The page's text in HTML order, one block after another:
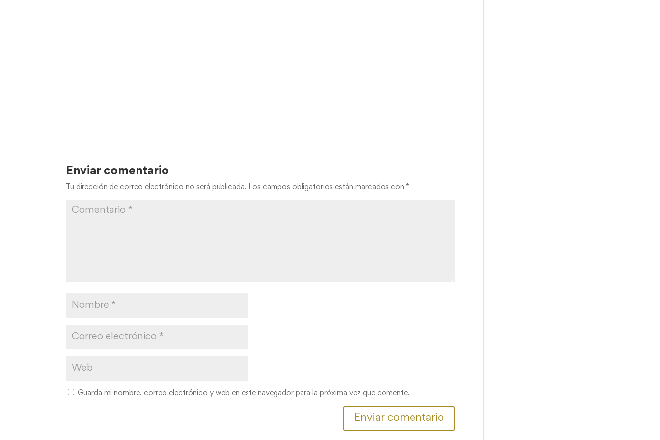
Enviar comentario
Tu dirección de correo electrónico no será publicada. Los campos obligatorios están marcados con*
Guarda mi nombre, correo electrónico y web en este navegador para la próxima vez que comente.